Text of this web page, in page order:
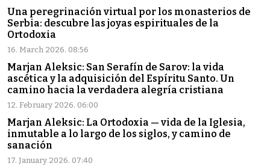
Una peregrinación virtual por los monasterios de
Serbia: descubre las joyas espirituales de la
Ortodoxia
16. March 2026. 08:56
Marjan Aleksic: San Serafín de Sarov: la vida
ascética y la adquisición del Espíritu Santo. Un
camino hacia la verdadera alegría cristiana
12. February 2026. 06:00
Marjan Aleksic: La Ortodoxia — vida de la Iglesia,
inmutable a lo largo de los siglos, y camino de
sanación
17. January 2026. 07:40